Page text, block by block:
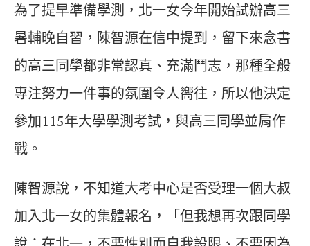
為了提早準備學測，北一女今年開始試辦高三
暑輔晚自習，陳智源在信中提到，留下來念書
的高三同學都非常認真、充滿鬥志，那種全般
專注努力一件事的氛圍令人嚮往，所以他決定
參加115年大學學測考試，與高三同學並肩作
戰。
陳智源說，不知道大考中心是否受理一個大叔
加入北一女的集體報名，「但我想再次跟同學